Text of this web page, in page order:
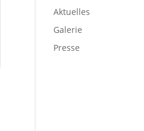
Aktuelles
Galerie
Presse